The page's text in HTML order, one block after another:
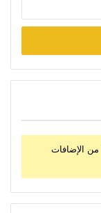
من الإضافات